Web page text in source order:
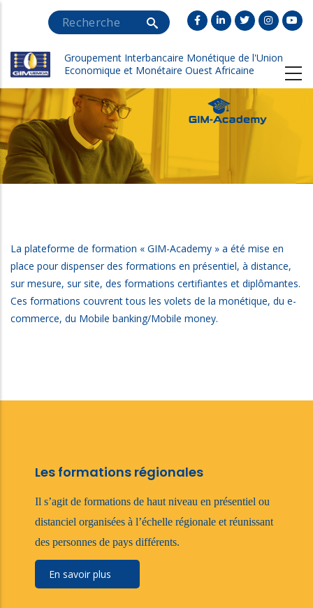
principal
Search
Groupement Interbancaire Monétique de l'Union
Economique et Monétaire Ouest Africaine
La plateforme de formation « GIM-Academy » a été mise en
place pour dispenser des formations en présentiel, à distance,
sur mesure, sur site, des formations certifiantes et diplômantes.
Ces formations couvrent tous les volets de la monétique, du e-
commerce, du Mobile banking/Mobile money.
Les formations régionales
Il s’agit de formations de haut niveau en présentiel ou
distanciel organisées à l’échelle régionale et réunissant
des personnes de pays différents.
En savoir plus